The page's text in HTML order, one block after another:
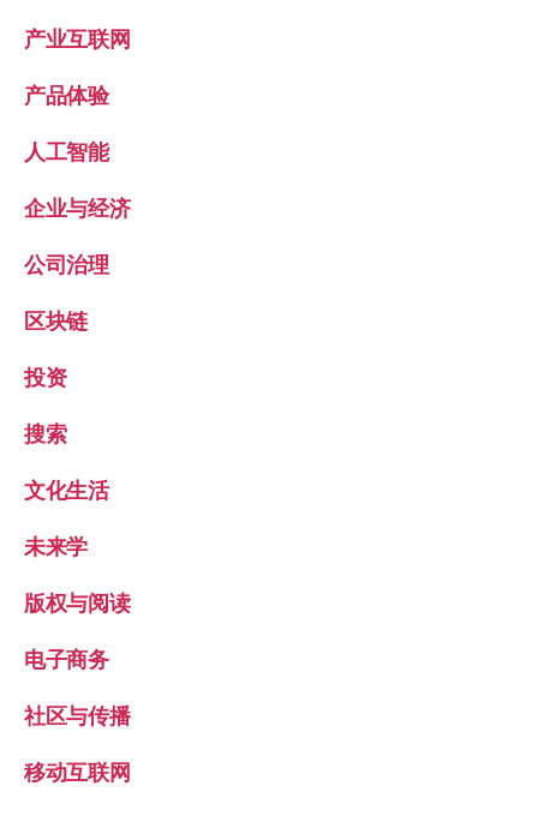
产业互联网
产品体验
人工智能
企业与经济
公司治理
区块链
投资
搜索
文化生活
未来学
版权与阅读
电子商务
社区与传播
移动互联网